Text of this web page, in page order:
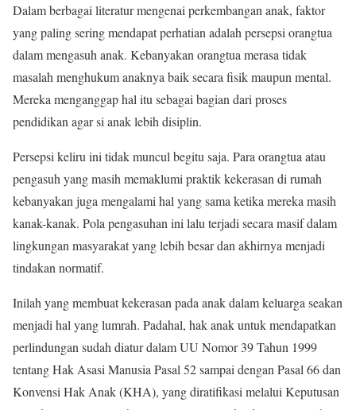
Dalam berbagai literatur mengenai perkembangan anak, faktor
yang paling sering mendapat perhatian adalah persepsi orangtua
dalam mengasuh anak. Kebanyakan orangtua merasa tidak
masalah menghukum anaknya baik secara fisik maupun mental.
Mereka menganggap hal itu sebagai bagian dari proses
pendidikan agar si anak lebih disiplin.
Persepsi keliru ini tidak muncul begitu saja. Para orangtua atau
pengasuh yang masih memaklumi praktik kekerasan di rumah
kebanyakan juga mengalami hal yang sama ketika mereka masih
kanak-kanak. Pola pengasuhan ini lalu terjadi secara masif dalam
lingkungan masyarakat yang lebih besar dan akhirnya menjadi
tindakan normatif.
Inilah yang membuat kekerasan pada anak dalam keluarga seakan
menjadi hal yang lumrah. Padahal, hak anak untuk mendapatkan
perlindungan sudah diatur dalam UU Nomor 39 Tahun 1999
tentang Hak Asasi Manusia Pasal 52 sampai dengan Pasal 66 dan
Konvensi Hak Anak (KHA), yang diratifikasi melalui Keputusan